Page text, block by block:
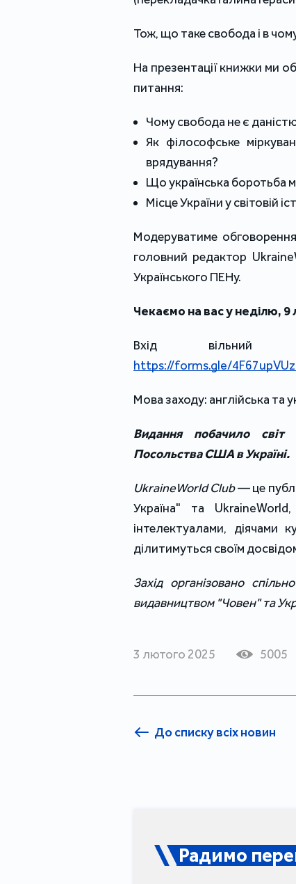
Тож, що таке свобода і в чому
На презентації книжки ми
питання:
Чому свобода не є
Як філософське
врядування?
Що українська боротьба
Місце України у світовій
Модеруватиме обговорення
головний редактор
Українського ПЕНу.
Чекаємо на вас у неділю,
https://forms.gle/
Мова заходу: англійська та
Видання побачило світ
Посольства США в Україні.
UkraineWorld Club — це
Україна" та
інтелектуалами,
ділитимуться своїм
Захід організовано
видавництвом "Човен" та
3 лютого 2025 5005
До списку всіх новин
Радимо